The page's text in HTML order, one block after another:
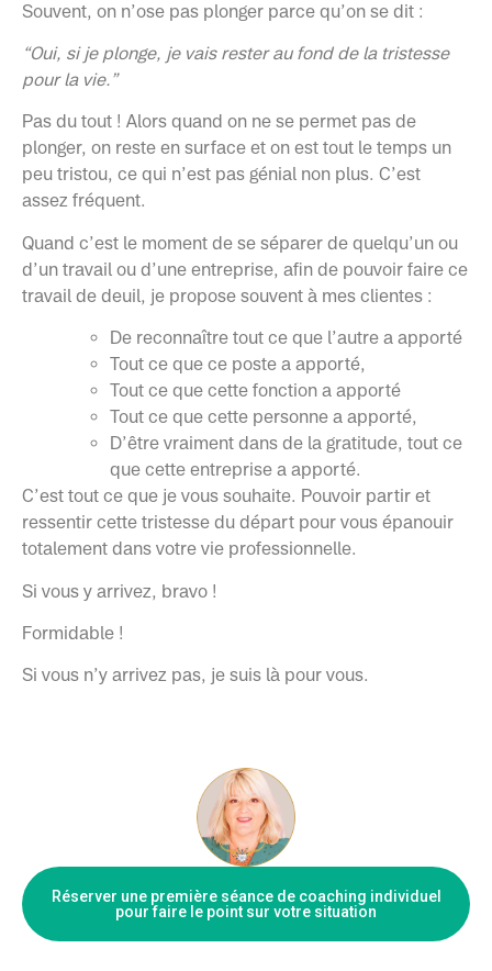
Souvent, on n’ose pas plonger parce qu’on se dit :
“Oui, si je plonge, je vais rester au fond de la tristesse
pour la vie.”
Pas du tout ! Alors quand on ne se permet pas de
plonger, on reste en surface et on est tout le temps un
peu tristou, ce qui n’est pas génial non plus. C’est
assez fréquent.
Quand c’est le moment de se séparer de quelqu’un ou
d’un travail ou d’une entreprise, afin de pouvoir faire ce
travail de deuil, je propose souvent à mes clientes :
De reconnaître tout ce que l’autre a apporté
Tout ce que ce poste a apporté,
Tout ce que cette fonction a apporté
Tout ce que cette personne a apporté,
D’être vraiment dans de la gratitude, tout ce
que cette entreprise a apporté.
C’est tout ce que je vous souhaite. Pouvoir partir et
ressentir cette tristesse du départ pour vous épanouir
totalement dans votre vie professionnelle.
Si vous y arrivez, bravo !
Formidable !
Si vous n’y arrivez pas, je suis là pour vous.
Réserver une première séance de coaching individuel
pour faire le point sur votre situation